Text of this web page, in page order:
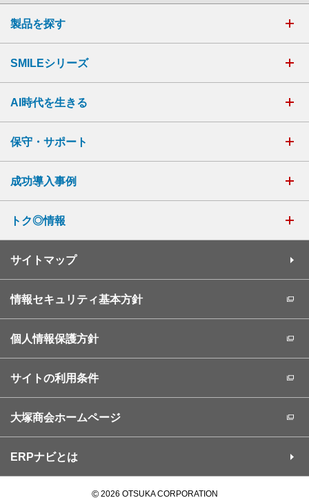
製品を探す
SMILEシリーズ
AI時代を生きる
保守・サポート
成功導入事例
トク◎情報
サイトマップ
情報セキュリティ基本方針
個人情報保護方針
サイトの利用条件
大塚商会ホームページ
ERPナビとは
©2026 OTSUKA CORPORATION